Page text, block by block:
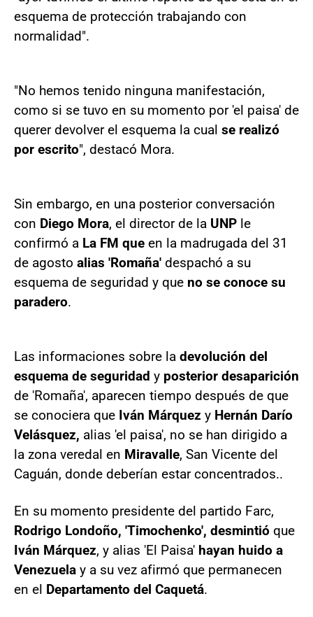
esquema de protección trabajando con
normalidad".
"No hemos tenido ninguna manifestación,
como si se tuvo en su momento por 'el paisa' de
querer devolver el esquema la cual se realizó
por escrito", destacó Mora.
Sin embargo, en una posterior conversación
con Diego Mora, el director de la UNP le
confirmó a La FM que en la madrugada del 31
de agosto alias 'Romaña' despachó a su
esquema de seguridad y que no se conoce su
paradero.
Las informaciones sobre la devolución del
esquema de seguridad y posterior desaparición
de 'Romaña', aparecen tiempo después de que
se conociera que Iván Márquez y Hernán Darío
Velásquez, alias 'el paisa', no se han dirigido a
la zona veredal en Miravalle, San Vicente del
Caguán, donde deberían estar concentrados..
En su momento presidente del partido Farc,
Rodrigo Londoño, 'Timochenko', desmintió que
Iván Márquez, y alias 'El Paisa' hayan huido a
Venezuela y a su vez afirmó que permanecen
en el Departamento del Caquetá.